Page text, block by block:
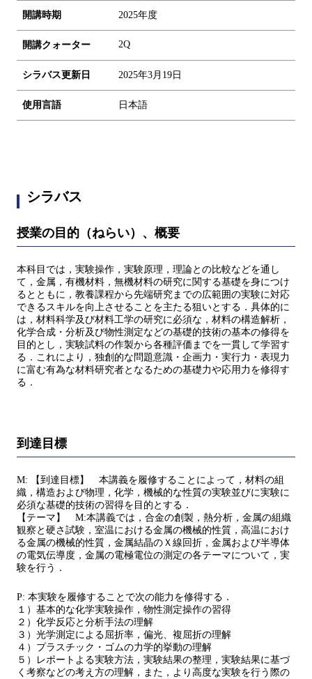
開講時期 2025年度
開講クォーター 2Q
シラバス更新日 2025年3月19日
使用言語 日本語
シラバス
授業の目的（ねらい）、概要
本科目では，実験操作，実験原理，理論との比較などを通し
て，金属，有機材料，無機材料の研究に関する基礎を身につけ
るとともに，教養課程から先端研究までの広範囲の実験に対応
できるスキルを向上させることを主たる狙いとする．具体的に
は，材料科学及び材料工学の研究に必須な，材料の構造解析，
化学合成・分析及び物性測定などの基礎的技術の基本の修得を
目的とし，実験試料の作製から各種評価までを一貫して学習す
る．これにより，独創的な問題意識・企画力・実行力・表現力
に富む有為な材料研究者となるための基礎力や応用力を修得す
る．
到達目標
M: 【到達目標】 本講義を履修することによって，材料の組
織，構造および物理，化学，機械的な性質の実験並びに実験に
必須な基礎的技術の習得を目的とする．
【テーマ】 M:本講義では，合金の創製，熱分析，金属の組織
観察と硬さ試験，室温における金属の機械的性質，高温におけ
る金属の機械的性質，金属結晶のＸ線回折，金属および半導体
の電気伝導度，金属の電極電位の測定の各テーマについて，実
験を行う．
P: 本実験を履修することで次の能力を修得する．
１）基本的な化学実験操作，物性測定操作の習得
２）化学反応と分析手法の理解
３）光学測定による屈折率，偏光、複屈折の理解
４）プラスチック・ゴムの力学的挙動の理解
５）レポートよる実験方法，実験結果の整理，実験結果に基づ
く考察などの考え方の理解，また，より高度な実験を行う際の